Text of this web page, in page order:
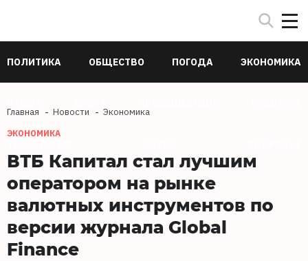
ПОЛИТИКА ОБЩЕСТВО ПОГОДА ЭКОНОМИКА
Главная Новости Экономика
ЭКОНОМИКА
ВТБ Капитал стал лучшим
оператором на рынке
валютных инструментов по
версии журнала Global
Finance